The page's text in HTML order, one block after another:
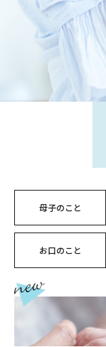
母子のこと
お口のこと